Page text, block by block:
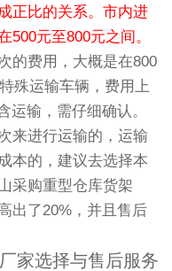
比的关系。市内进
500元至800元之间。
费用，大概是在800
殊运输车辆，费用上
运输，需仔细确认。
进行运输的，运输
本的，建议去选择本
采购重型仓库货架
出了20%，并且售后
选择与售后服务